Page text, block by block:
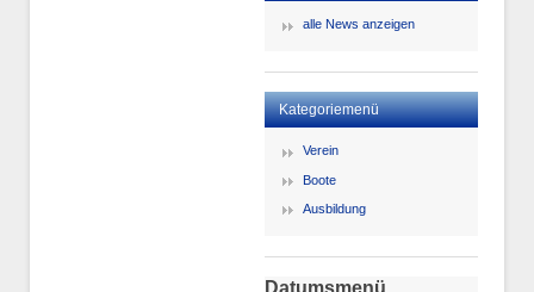
alle News anzeigen
Kategoriemenü
Verein
Boote
Ausbildung